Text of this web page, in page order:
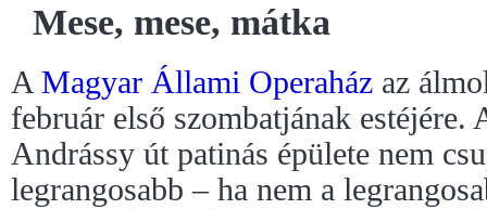
Mese, mese, mátka
A Magyar Állami Operaház az
február első szombatjának estéjére.
Andrássy út patinás épülete nem
legrangosabb – ha nem a